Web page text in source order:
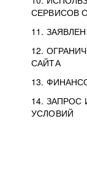
СЕРВИСОВ
11.
12.
САЙТА
13.
14.
УСЛОВИЙ